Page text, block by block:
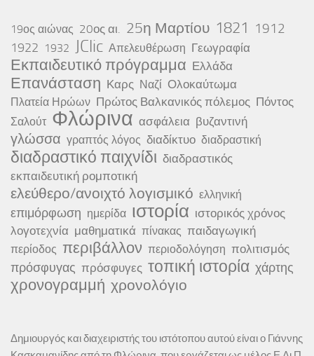
19ος αιώνας 20ος αι. 25η Μαρτίου 1821 1912
1922 1932 JClic Απελευθέρωση Γεωγραφία
Εκπαιδευτικό πρόγραμμα Ελλάδα
Επανάσταση Καρς Ναζί Ολοκαύτωμα
Πλατεία Ηρώων Πρώτος Βαλκανικός πόλεμος Πόντος
Σαλούτ Φλώρινα ασφάλεια βυζαντινή
γλώσσα γραπτός λόγος διαδίκτυο διαδραστική
διαδραστικό παιχνίδι διαδραστικός
εκπαιδευτική ρομποτική
ελεύθερο/ανοιχτό λογισμικό ελληνική
επιμόρφωση ημερίδα ιστορία ιστορικός χρόνος
λογοτεχνία μαθηματικά πίνακας παιδαγωγική
περίοδος περιβάλλον περιοδολόγηση πολιτισμός
πρόσφυγας πρόσφυγες τοπική ιστορία χάρτης
χρονογραμμή χρονολόγιο
Δημιουργός και διαχειριστής του ιστότοπου αυτού είναι ο Γιάννης